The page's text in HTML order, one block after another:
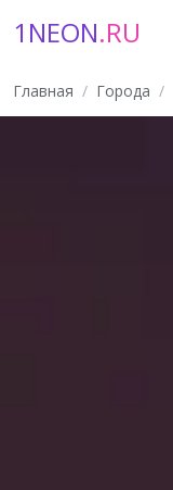
1NEON.RU
Главная Города